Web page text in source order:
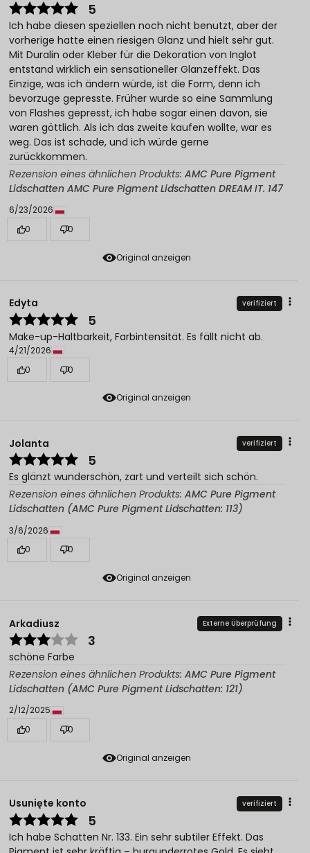
Original anzeigen
5
Ich habe diesen speziellen noch nicht benutzt, aber der
vorherige hatte einen riesigen Glanz und hielt sehr gut.
Mit Duralin oder Kleber für die Dekoration von Inglot
entstand wirklich ein sensationeller Glanzeffekt. Das
Einzige, was ich ändern würde, ist die Form, denn ich
bevorzuge gepresste. Früher wurde so eine Sammlung
von Flashes gepresst, ich habe sogar einen davon, sie
waren göttlich. Als ich das zweite kaufen wollte, war es
weg. Das ist schade, und ich würde gerne
zurückkommen.
Rezension eines ähnlichen Produkts: AMC Pure Pigment
Lidschatten AMC Pure Pigment Lidschatten DREAM IT. 147
6/23/2026
0
0
Original anzeigen
Edyta verifiziert
5
Make-up-Haltbarkeit, Farbintensität. Es fällt nicht ab.
4/21/2026
0
0
Original anzeigen
Jolanta verifiziert
5
Es glänzt wunderschön, zart und verteilt sich schön.
Rezension eines ähnlichen Produkts: AMC Pure Pigment
Lidschatten (AMC Pure Pigment Lidschatten: 113)
3/6/2026
0
0
Original anzeigen
Arkadiusz Externe Überprüfung
3
schöne Farbe
Rezension eines ähnlichen Produkts: AMC Pure Pigment
Lidschatten (AMC Pure Pigment Lidschatten: 121)
2/12/2025
0
0
Usunięte konto verifiziert
5
Ich habe Schatten Nr. 133. Ein sehr subtiler Effekt. Das